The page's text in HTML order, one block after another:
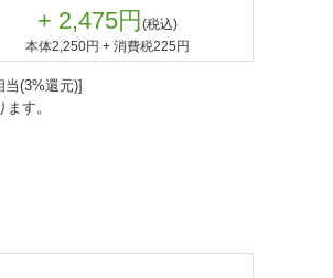
+ 2,475円 (税込)
本体2,250円 + 消費税225円
(3%還元)]
す。